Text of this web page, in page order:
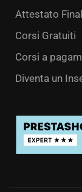
Attestato
Corsi Gratuiti
Corsi a
Diventa un